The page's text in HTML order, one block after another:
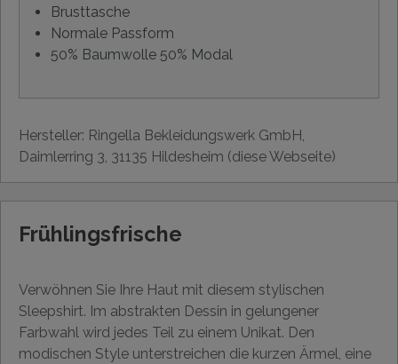
Brusttasche
Normale Passform
50% Baumwolle 50% Modal
Hersteller: Ringella Bekleidungswerk GmbH,
Daimlerring 3, 31135 Hildesheim (diese Webseite)
Frühlingsfrische
Verwöhnen Sie Ihre Haut mit diesem stylischen
Sleepshirt. Im abstrakten Dessin in gelungener
Farbwahl wird jedes Teil zu einem Unikat. Den
modischen Style unterstreichen die kurzen Ärmel, eine